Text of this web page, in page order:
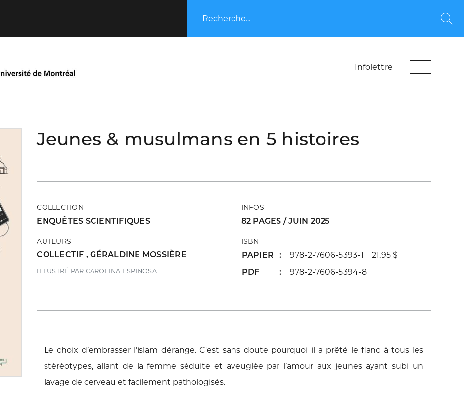
Recherche...
Infolettre
Jeunes & musulmans en 5 histoires
COLLECTION
ENQUÊTES SCIENTIFIQUES
AUTEURS
COLLECTIF ,GÉRALDINE MOSSIÈRE
ILLUSTRÉ PAR CAROLINA ESPINOSA
INFOS
82 PAGES / JUIN 2025
ISBN
PAPIER
978-2-7606-5393-1 21,95 $
PDF
978-2-7606-5394-8
Le choix d’embrasser l’islam dérange. C'est sans doute pourquoi il a prêté le flanc à tous les
stéréotypes, allant de la femme séduite et aveuglée par l’amour aux jeunes ayantsubi un
lavage de cerveau et facilement pathologisés.